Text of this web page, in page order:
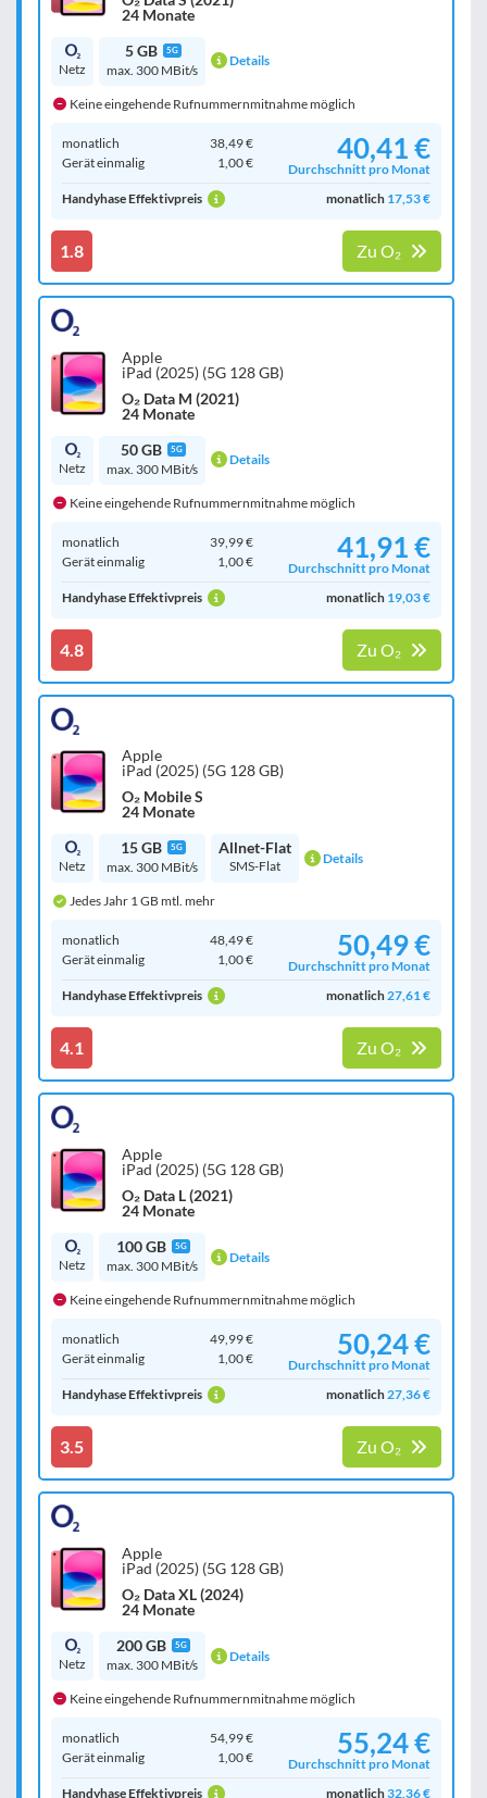
24 Monate
Netz
5 GB 5G
max. 300 MBit/s
Details
Keine eingehende Rufnummernmitnahme möglich
monatlich
38,49 €
Gerät einmalig
1,00 € 40,41 €
Durchschnitt pro Monat
Handyhase Effektivpreis
monatlich 17,53 €
1.8 Zu O₂
Apple
iPad (2025) (5G 128 GB)
O₂ Data M (2021)
24 Monate
Netz
50 GB 5G
max. 300 MBit/s
Details
Keine eingehende Rufnummernmitnahme möglich
monatlich
39,99 €
Gerät einmalig
1,00 € 41,91 €
Durchschnitt pro Monat
Handyhase Effektivpreis
monatlich 19,03 €
4.8 Zu O₂
Apple
iPad (2025) (5G 128 GB)
O₂ Mobile S
24 Monate
Netz
15 GB 5G
max. 300 MBit/s
Allnet-Flat
SMS-Flat Details
Jedes Jahr 1 GB mtl. mehr
monatlich
48,49 €
Gerät einmalig
1,00 € 50,49 €
Durchschnitt pro Monat
Handyhase Effektivpreis
monatlich27,61 €
4.1 Zu O₂
Apple
iPad (2025) (5G 128 GB)
O₂ Data L (2021)
24 Monate
Netz
100 GB 5G
max. 300 MBit/s
Details
Keine eingehende Rufnummernmitnahme möglich
monatlich
49,99 €
Gerät einmalig
1,00 € 50,24 €
Durchschnitt pro Monat
Handyhase Effektivpreis
monatlich27,36 €
3.5 Zu O₂
Apple
iPad (2025) (5G 128 GB)
O₂ Data XL (2024)
24 Monate
Netz
200 GB 5G
max. 300 MBit/s
Details
Keine eingehende Rufnummernmitnahme möglich
monatlich
54,99 €
Gerät einmalig
1,00 € 55,24 €
Durchschnitt pro Monat
Handyhase Effektivpreis
monatlich32,36 €